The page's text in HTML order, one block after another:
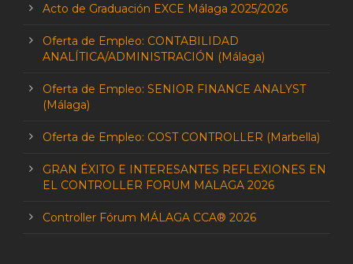
Acto de Graduación EXCE Málaga 2025/2026
Oferta de Empleo: CONTABILIDAD
ANALÍTICA/ADMINISTRACIÓN (Málaga)
Oferta de Empleo: SENIOR FINANCE ANALYST
(Málaga)
Oferta de Empleo: COST CONTROLLER (Marbella)
GRAN ÉXITO E INTERESANTES REFLEXIONES EN
EL CONTROLLER FORUM MALAGA 2026
Controller Fórum MÁLAGA CCA® 2026